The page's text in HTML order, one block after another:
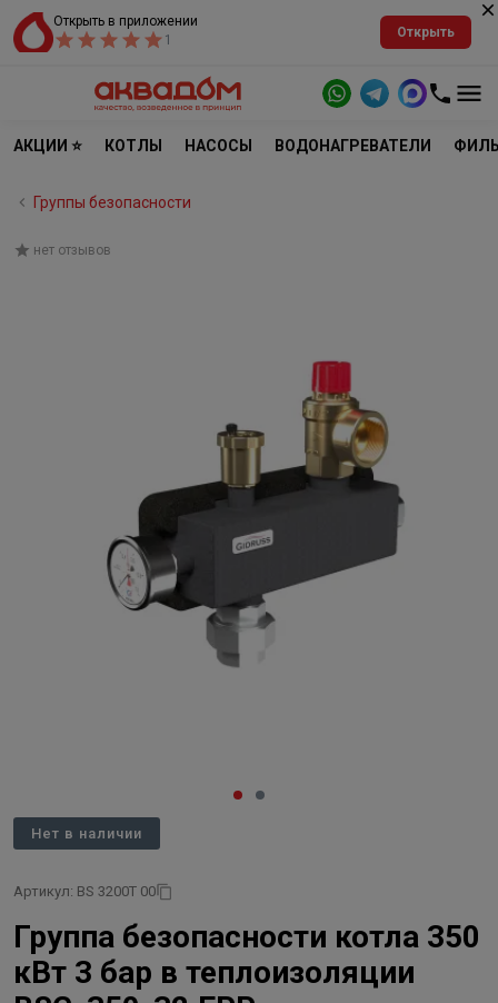
Открыть в приложении
1
Открыть
АКЦИИ ⭐ КОТЛЫ НАСОСЫ ВОДОНАГРЕВАТЕЛИ
Группы безопасности
нет отзывов
Нет в наличии
Артикул: BS 3200T 00
Группа безопасности котла 350
кВт 3 бар в теплоизоляции